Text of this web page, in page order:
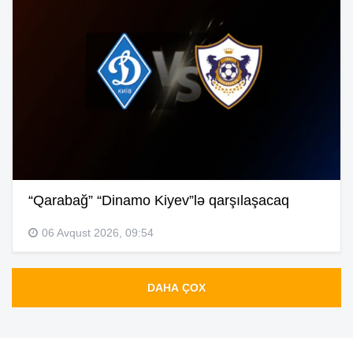
“Qarabağ” “Dinamo Kiyev”lə qarşılaşacaq
06 Avqust 2026, 09:54
DAHA ÇOX